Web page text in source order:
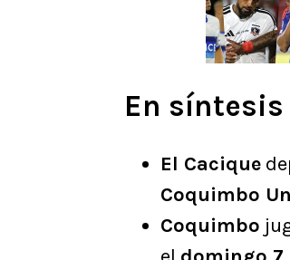
En síntesis
El Cacique
Coquimbo
Coquimbo